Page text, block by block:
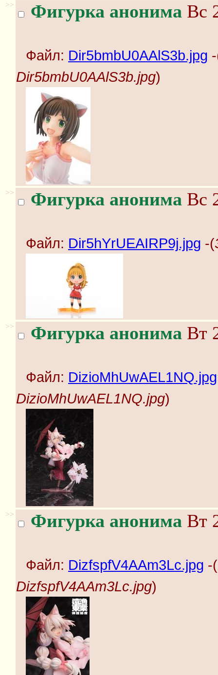
>> Фигурка анонима Вс
Файл: Dir5bmbU0AAlS3b.jpg
Dir5bmbU0AAlS3b.jpg)
>> Фигурка анонима Вс
Файл: Dir5hYrUEAIRP9j.jpg -(
>> Фигурка анонима Вт
Файл: DizioMhUwAEL1NQ.jpg
DizioMhUwAEL1NQ.jpg)
>> Фигурка анонима Вт
Файл: DizfspfV4AAm3Lc.jpg -(
DizfspfV4AAm3Lc.jpg)